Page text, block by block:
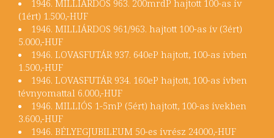
1946. MILLIÁRDOS 963. 200mrdP hajtott 100-as ív
(1ért) 1.500,-HUF
1946. MILLIÁRDOS 961/963. hajtott 100-as ív (3ért)
5.000,-HUF
1946. LOVASFUTÁR 937. 640eP hajtott, 100-as ívben
1.500,-HUF
1946. LOVASFUTÁR 934. 160eP hajtott, 100-as ívben
tévnyomattal 6.000,-HUF
1946. MILLIÓS 1-5mP (5ért) hajtott, 100-as ívekben
3.600,-HUF
1946. BÉLYEGJUBILEUM 50-es ívrész 24000,-HUF